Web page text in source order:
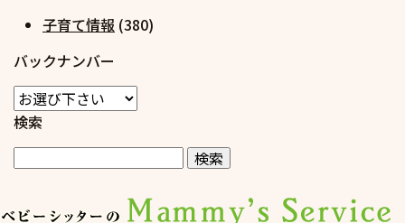
子育て情報 (380)
バックナンバー
検索